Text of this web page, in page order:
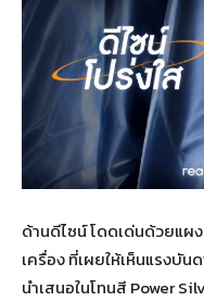
ด้านดีไซน์ โดดเด่นด้วยแ
เครื่อง ที่เผยให้เห็นแรงบัน
นำเสนอในโทนสี Power